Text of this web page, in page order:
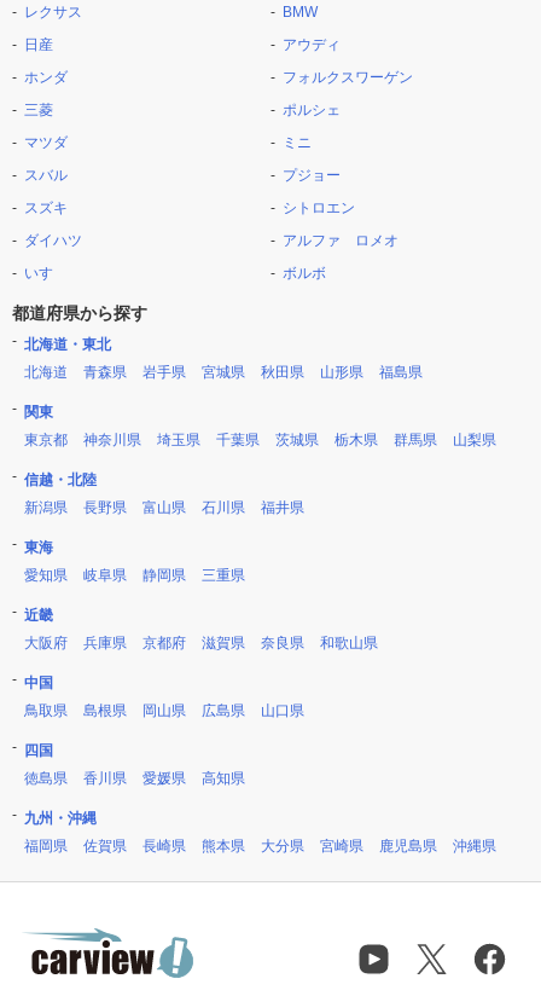
レクサス
日産
ホンダ
三菱
マツダ
スバル
スズキ
ダイハツ
いすゞ
BMW
アウディ
フォルクスワーゲン
ポルシェ
ミニ
プジョー
シトロエン
アルファ ロメオ
ボルボ
都道府県から探す
北海道・東北
北海道
青森県 岩手県 宮城県 秋田県 山形県 福島県
関東
東京都
神奈川県 埼玉県 千葉県 茨城県 栃木県 群馬県 山梨県
信越・北陸
新潟県
長野県 富山県 石川県 福井県
東海
愛知県
岐阜県 静岡県 三重県
近畿
大阪府
兵庫県 京都府 滋賀県 奈良県 和歌山県
中国
鳥取県
島根県 岡山県 広島県 山口県
四国
徳島県
香川県 愛媛県 高知県
九州・沖縄
福岡県
佐賀県 長崎県 熊本県 大分県 宮崎県 鹿児島県 沖縄県